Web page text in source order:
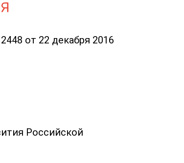
от 22 декабря 2016
Российской